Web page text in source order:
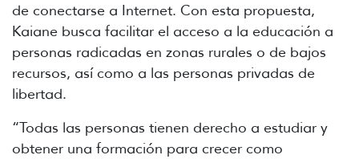
de conectarse a Internet. Con esta propuesta,
Kaiane busca facilitar el acceso a la educación a
personas radicadas en zonas rurales o de bajos
recursos, así como a las personas privadas de
libertad.
“Todas las personas tienen derecho a estudiar y
obtener una formación para crecer como